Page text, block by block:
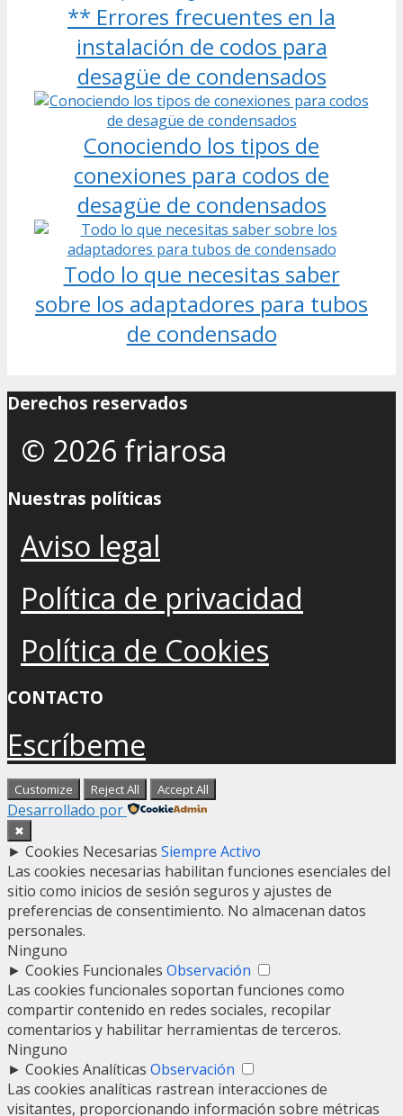
** Errores frecuentes en la
instalación de codos para
desagüe de condensados
Conociendo los tipos de
conexiones para codos de
desagüe de condensados
Todo lo que necesitas saber
sobre los adaptadores para tubos
de condensado
Derechos reservados
© 2026 friarosa
Nuestras políticas
Aviso legal
Política de privacidad
Política de Cookies
CONTACTO
Escríbeme
Customize Reject All Accept All
Desarrollado por
✖
► Cookies Necesarias Siempre Activo
Las cookies necesarias habilitan funciones esenciales del
sitio como inicios de sesión seguros y ajustes de
preferencias de consentimiento. No almacenan datos
personales.
Ninguno
► Cookies Funcionales Observación
Las cookies funcionales soportan funciones como
compartir contenido en redes sociales, recopilar
comentarios y habilitar herramientas de terceros.
Ninguno
► Cookies Analíticas Observación
Las cookies analíticas rastrean interacciones de
visitantes, proporcionando información sobre métricas